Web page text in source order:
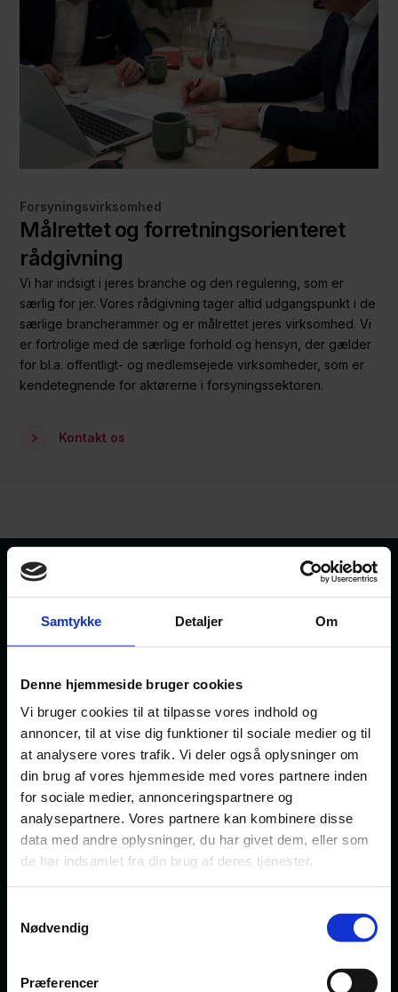
Samtykke Detaljer Om
Denne hjemmeside bruger cookies
Vi bruger cookies til at tilpasse vores indhold og
annoncer, til at vise dig funktioner til sociale medier og til
at analysere vores trafik. Vi deler også oplysninger om
din brug af vores hjemmeside med vores partnere inden
for sociale medier, annonceringspartnere og
analysepartnere. Vores partnere kan kombinere disse
data med andre oplysninger, du har givet dem, eller som
de har indsamlet fra din brug af deres tjenester.
Nødvendig
Præferencer
Forsyningsvirksomhed
Målrettet og forretningsorienteret
rådgivning
Vi har indsigt i jeres branche og den regulering, som er
særlig for jer. Vores rådgivning tager altid udgangspunkt i de
særlige brancherammer og er målrettet jeres virksomhed. Vi
er fortrolige med de særlige forhold og hensyn, der gælder
for bl.a. offentligt- og medlemsejede virksomheder, som er
kendetegnende for aktørerne i forsyningssektoren.
Kontakt os
Forsyningsvirksomhed
Forsyningssektoren har politisk opmærksomhed, og